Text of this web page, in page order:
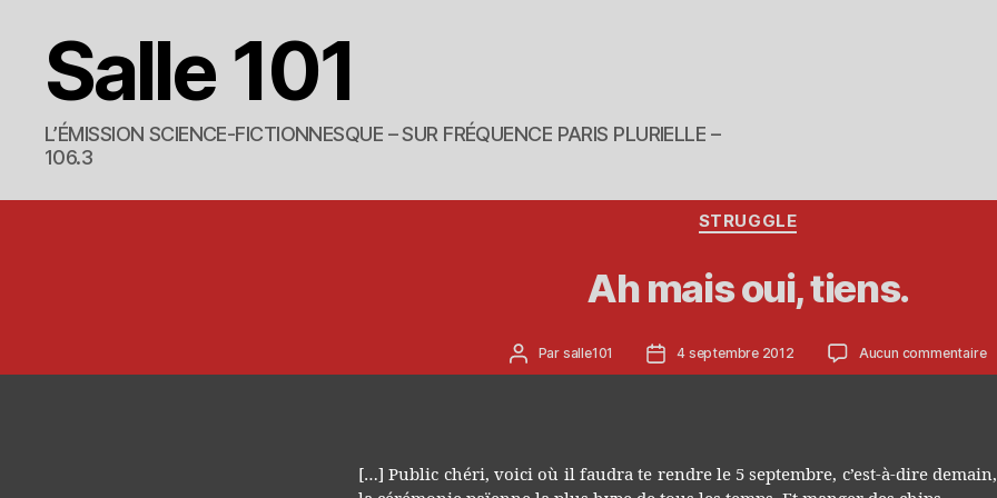
Salle 101
L’ÉMISSION SCIENCE-FICTIONNESQUE – SUR FRÉQUENCE PARIS PLURIELLE –
106.3
Catégories
STRUGGLE
Ah mais oui, tiens.
Auteur
de
Par salle101
Date
de
4 septembre 2012 Aucun commentairesur
[…] Public chéri, voici où il faudra te rendre le 5 septembre, c’est-à-dire